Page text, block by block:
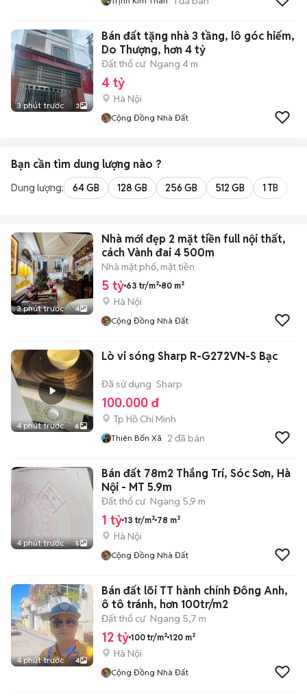
3 phút trước 3
Bán đất tặng nhà 3 tầng, lô góc hiếm,
Do Thượng, hơn 4 tỷ
Đất thổ cư Ngang 4 m
4 tỷ
Hà Nội
Cộng Đồng Nhà Đất
Bạn cần tìm dung lượng nào ?
Dung lượng: 64 GB 128 GB 256 GB 512 GB 1 TB
3 phút trước 4
Nhà mới đẹp 2 mặt tiền full nội thất,
cách Vành đai 4 500m
Nhà mặt phố, mặt tiền
5 tỷ 63 tr/m² 80 m²
Hà Nội
Cộng Đồng Nhà Đất
4 phút trước 6
Lò vi sóng Sharp R-G272VN-S Bạc
Đã sử dụng Sharp
100.000 đ
Tp Hồ Chí Minh
Thiên Bốn Xã 2 đã bán
4 phút trước 5
Bán đất 78m2 Thắng Trí, Sóc Sơn, Hà
Nội - MT 5.9m
Đất thổ cư Ngang 5,9 m
1 tỷ 13 tr/m² 78 m²
Hà Nội
Cộng Đồng Nhà Đất
4 phút trước 4
Bán đất lõi TT hành chính Đông Anh,
ô tô tránh, hơn 100tr/m2
Đất thổ cư Ngang 5,7 m
12 tỷ 100 tr/m² 120 m²
Hà Nội
Cộng Đồng Nhà Đất